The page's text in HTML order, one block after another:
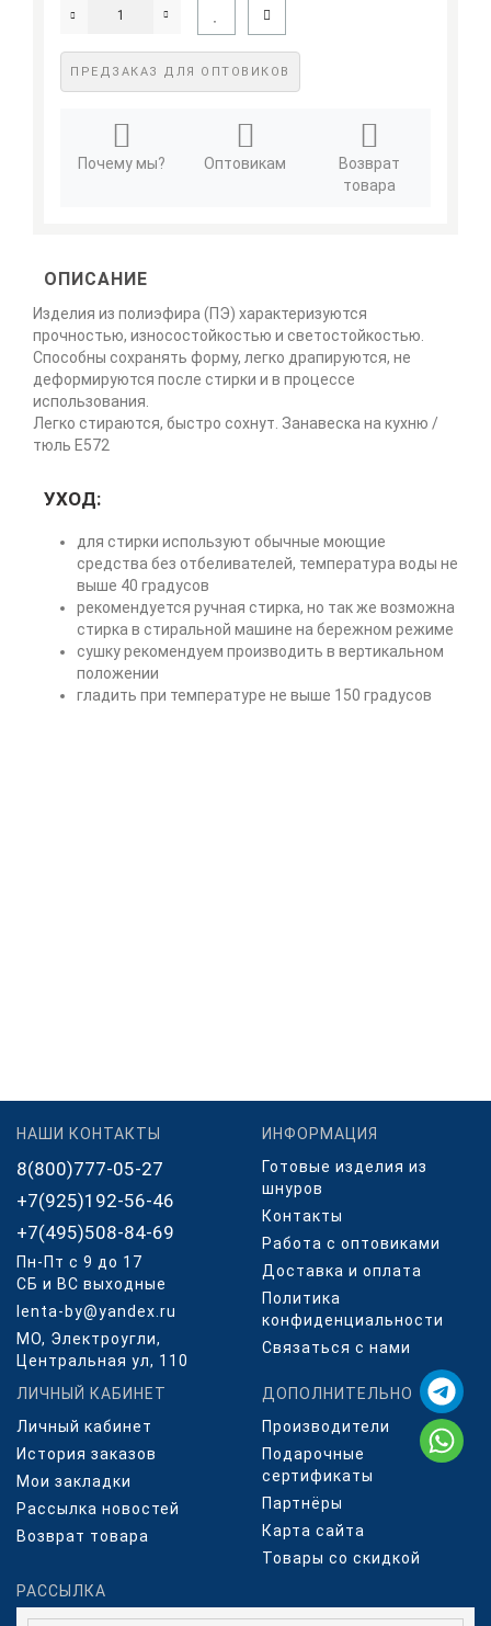
ПРЕДЗАКАЗ ДЛЯ ОПТОВИКОВ
Почему мы? Оптовикам
Возврат
товара
ОПИСАНИЕ
Изделия из полиэфира (ПЭ) характеризуются
прочностью, износостойкостью и светостойкостью.
Способны сохранять форму, легко драпируются, не
деформируются после стирки и в процессе
использования.
Легко стираются, быстро сохнут. Занавеска на кухню /
тюль Е572
УХОД:
для стирки используют обычные моющие
средства без отбеливателей, температура воды не
выше 40 градусов
рекомендуется ручная стирка, но так же возможна
стирка в стиральной машине на бережном режиме
сушку рекомендуем производить в вертикальном
положении
гладить при температуре не выше 150 градусов
НАШИ КОНТАКТЫ
8(800)777-05-27
+7(925)192-56-46
+7(495)508-84-69
Пн-Пт с 9 до 17
СБ и ВС выходные
lenta-by@yandex.ru
МО, Электроугли,
Центральная ул, 110
ИНФОРМАЦИЯ
Готовые изделия из
шнуров
Контакты
Работа с оптовиками
Доставка и оплата
Политика
конфиденциальности
Связаться с нами
ЛИЧНЫЙ КАБИНЕТ
Личный кабинет
История заказов
Мои закладки
Рассылка новостей
Возврат товара
ДОПОЛНИТЕЛЬНО
Производители
Подарочные
сертификаты
Партнёры
Карта сайта
Товары со скидкой
РАССЫЛКА